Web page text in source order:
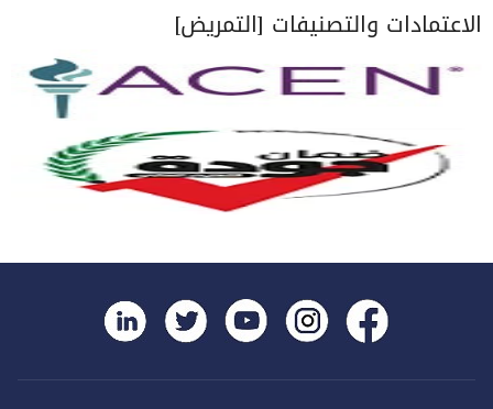
الاعتمادات والتصنيفات [التمريض]